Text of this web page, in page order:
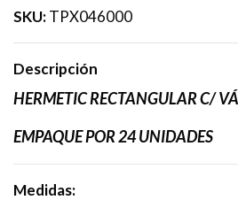
SKU:TPX046000
Descripción
HERMETIC RECTANGULAR C/
EMPAQUE POR 24 UNIDADES
Medidas: